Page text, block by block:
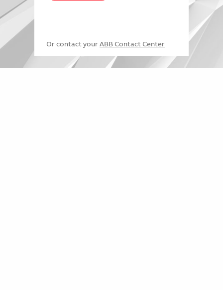
Or contact your ABB Contact Center